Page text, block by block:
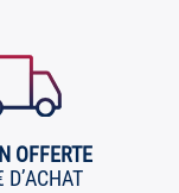
OFFERTE